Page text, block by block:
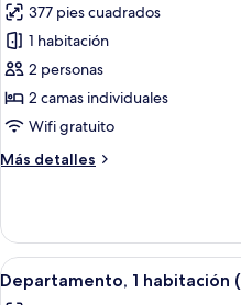
las
fotos
de
Departamento,
1
(2
377 pies cuadrados
1 habitación
2 personas
2 camas individuales
Wifi gratuito
Más detalles
Más
1
habitación
(2
Adults)
Abrir
todas
11
Departamento, 1 habitación